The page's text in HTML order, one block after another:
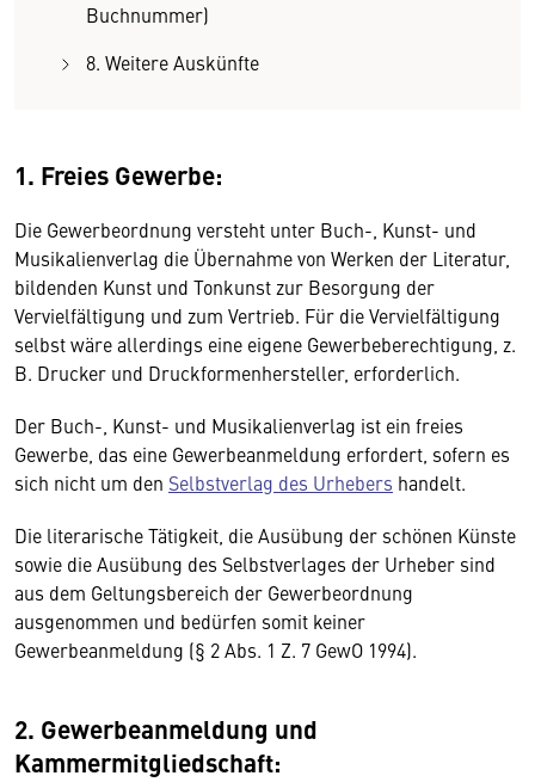
Buchnummer)
8. Weitere Auskünfte
1. Freies Gewerbe:
Die Gewerbeordnung versteht unter Buch-, Kunst- und
Musikalienverlag die Übernahme von Werken der Literatur,
bildenden Kunst und Tonkunst zur Besorgung der
Vervielfältigung und zum Vertrieb. Für die Vervielfältigung
selbst wäre allerdings eine eigene Gewerbeberechtigung, z.
B. Drucker und Druckformenhersteller, erforderlich.
Der Buch-, Kunst- und Musikalienverlag ist ein freies
Gewerbe, das eine Gewerbeanmeldung erfordert, sofern es
sich nicht um den Selbstverlag des Urhebers handelt.
Die literarische Tätigkeit, die Ausübung der schönen Künste
sowie die Ausübung des Selbstverlages der Urheber sind
aus dem Geltungsbereich der Gewerbeordnung
ausgenommen und bedürfen somit keiner
Gewerbeanmeldung (§ 2 Abs. 1 Z. 7 GewO 1994).
2. Gewerbeanmeldung und
Kammermitgliedschaft: